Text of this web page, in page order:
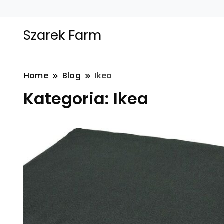
Szarek Farm
Home Blog Ikea
Kategoria: Ikea